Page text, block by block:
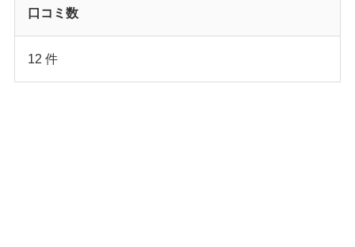
口コミ数
12 件